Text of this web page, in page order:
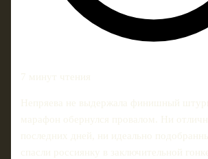
7 минут чтения
Непряева не выдержала финишный
марафон обернулся провалом. Ни
последних дней, ни идеально
спасли россиянку в заключительной